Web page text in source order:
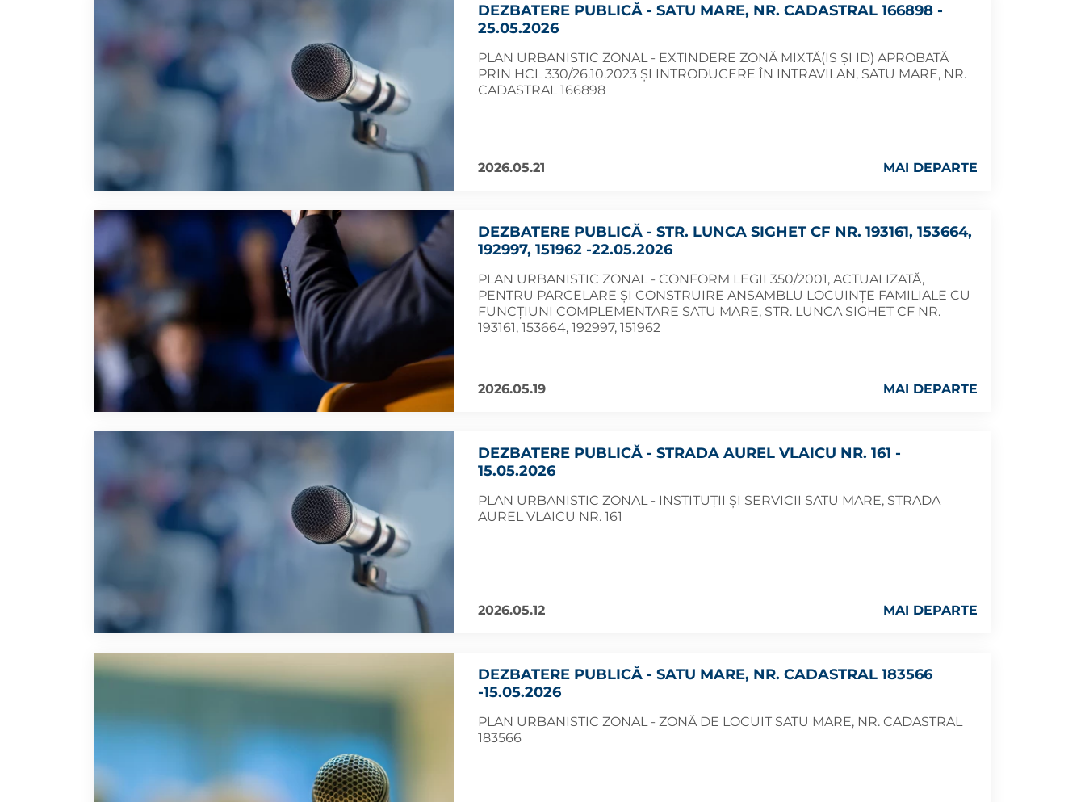
DEZBATERE PUBLICĂ - SATU MARE, NR. CADASTRAL 166898 -
25.05.2026
PLAN URBANISTIC ZONAL - EXTINDERE ZONĂ MIXTĂ(IS ȘI ID) APROBATĂ
PRIN HCL 330/26.10.2023 ȘI INTRODUCERE ÎN INTRAVILAN, SATU MARE, NR.
CADASTRAL 166898
2026.05.21 MAI DEPARTE
DEZBATERE PUBLICĂ - STR. LUNCA SIGHET CF NR. 193161, 153664,
192997, 151962 -22.05.2026
PLAN URBANISTIC ZONAL - CONFORM LEGII 350/2001, ACTUALIZATĂ,
PENTRU PARCELARE ȘI CONSTRUIRE ANSAMBLU LOCUINȚE FAMILIALE CU
FUNCȚIUNI COMPLEMENTARE SATU MARE, STR. LUNCA SIGHET CF NR.
193161, 153664, 192997, 151962
2026.05.19 MAI DEPARTE
DEZBATERE PUBLICĂ - STRADA AUREL VLAICU NR. 161 -
15.05.2026
PLAN URBANISTIC ZONAL - INSTITUȚII ȘI SERVICII SATU MARE, STRADA
AUREL VLAICU NR. 161
2026.05.12 MAI DEPARTE
DEZBATERE PUBLICĂ - SATU MARE, NR. CADASTRAL 183566
-15.05.2026
PLAN URBANISTIC ZONAL - ZONĂ DE LOCUIT SATU MARE, NR. CADASTRAL
183566